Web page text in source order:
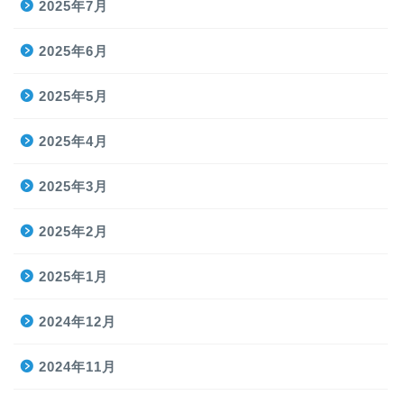
2025年7月
2025年6月
2025年5月
2025年4月
2025年3月
2025年2月
2025年1月
2024年12月
2024年11月